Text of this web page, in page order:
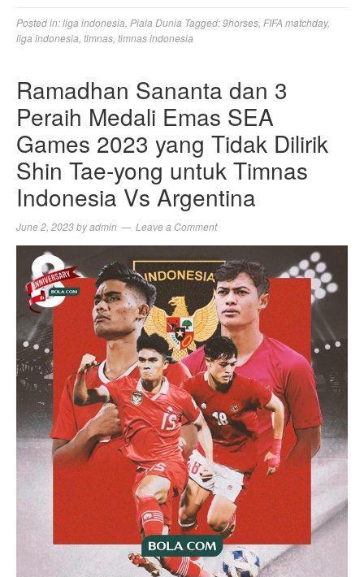
Posted in:liga indonesia Piala Dunia Tagged:9horses FIFA matchday,
liga indonesia timnas timnas indonesia
Ramadhan Sananta dan 3
Peraih Medali Emas SEA
Games 2023 yang Tidak Dilirik
Shin Tae-yong untuk Timnas
Indonesia Vs Argentina
June 2, 2023byadmin Leave a Comment